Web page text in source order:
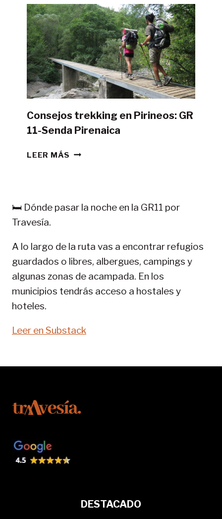
LA
GR11
CON
TIENDA
DE
CAMPAÑA?
Consejos trekking en Pirineos: GR
11-Senda Pirenaica
LEER MÁS CONSEJOS
11-
🛏️ Dónde pasar la noche en la GR11 por
Travesía.
A lo largo de la ruta vas a encontrar refugios
guardados o libres, albergues, campings y
algunas zonas de acampada. En los
municipios tendrás acceso a hostales y
hoteles.
Leer en Substack
DESTACADO